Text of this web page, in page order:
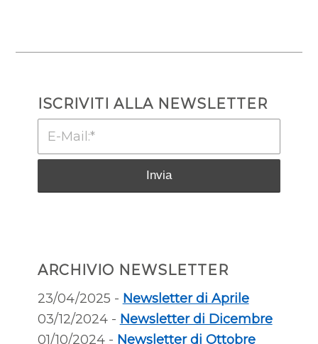
ISCRIVITI ALLA NEWSLETTER
ARCHIVIO NEWSLETTER
23/04/2025 - Newsletter di Aprile
03/12/2024 - Newsletter di Dicembre
01/10/2024 - Newsletter di Ottobre